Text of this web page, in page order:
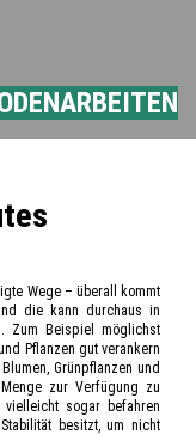
Wege – überall kommt
die kann durchaus in
Zum Beispiel möglichst
Pflanzen gut verankern
Grünpflanzen und
zur Verfügung zu
sogar befahren
besitzt, um nicht